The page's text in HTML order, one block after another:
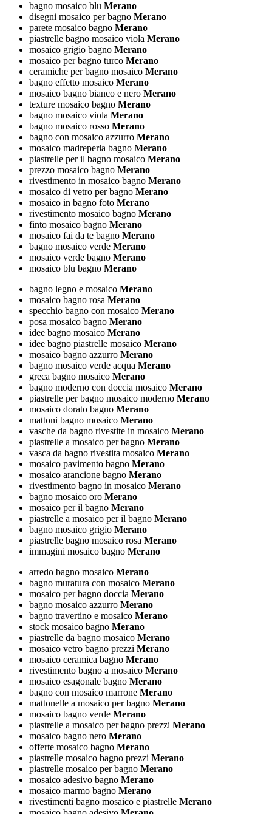
bagno mosaico blu Merano
disegni mosaico per bagno Merano
parete mosaico bagno Merano
piastrelle bagno mosaico viola Merano
mosaico grigio bagno Merano
mosaico per bagno turco Merano
ceramiche per bagno mosaico Merano
bagno effetto mosaico Merano
mosaico bagno bianco e nero Merano
texture mosaico bagno Merano
bagno mosaico viola Merano
bagno mosaico rosso Merano
bagno con mosaico azzurro Merano
mosaico madreperla bagno Merano
piastrelle per il bagno mosaico Merano
prezzo mosaico bagno Merano
rivestimento in mosaico bagno Merano
mosaico di vetro per bagno Merano
mosaico in bagno foto Merano
rivestimento mosaico bagno Merano
finto mosaico bagno Merano
mosaico fai da te bagno Merano
bagno mosaico verde Merano
mosaico verde bagno Merano
mosaico blu bagno Merano
bagno legno e mosaico Merano
mosaico bagno rosa Merano
specchio bagno con mosaico Merano
posa mosaico bagno Merano
idee bagno mosaico Merano
idee bagno piastrelle mosaico Merano
mosaico bagno azzurro Merano
bagno mosaico verde acqua Merano
greca bagno mosaico Merano
bagno moderno con doccia mosaico Merano
piastrelle per bagno mosaico moderno Merano
mosaico dorato bagno Merano
mattoni bagno mosaico Merano
vasche da bagno rivestite in mosaico Merano
piastrelle a mosaico per bagno Merano
vasca da bagno rivestita mosaico Merano
mosaico pavimento bagno Merano
mosaico arancione bagno Merano
rivestimento bagno in mosaico Merano
bagno mosaico oro Merano
mosaico per il bagno Merano
piastrelle a mosaico per il bagno Merano
bagno mosaico grigio Merano
piastrelle bagno mosaico rosa Merano
immagini mosaico bagno Merano
arredo bagno mosaico Merano
bagno muratura con mosaico Merano
mosaico per bagno doccia Merano
bagno mosaico azzurro Merano
bagno travertino e mosaico Merano
stock mosaico bagno Merano
piastrelle da bagno mosaico Merano
mosaico vetro bagno prezzi Merano
mosaico ceramica bagno Merano
rivestimento bagno a mosaico Merano
mosaico esagonale bagno Merano
bagno con mosaico marrone Merano
mattonelle a mosaico per bagno Merano
mosaico bagno verde Merano
piastrelle a mosaico per bagno prezzi Merano
mosaico bagno nero Merano
offerte mosaico bagno Merano
piastrelle mosaico bagno prezzi Merano
piastrelle mosaico per bagno Merano
mosaico adesivo bagno Merano
mosaico marmo bagno Merano
rivestimenti bagno mosaico e piastrelle Merano